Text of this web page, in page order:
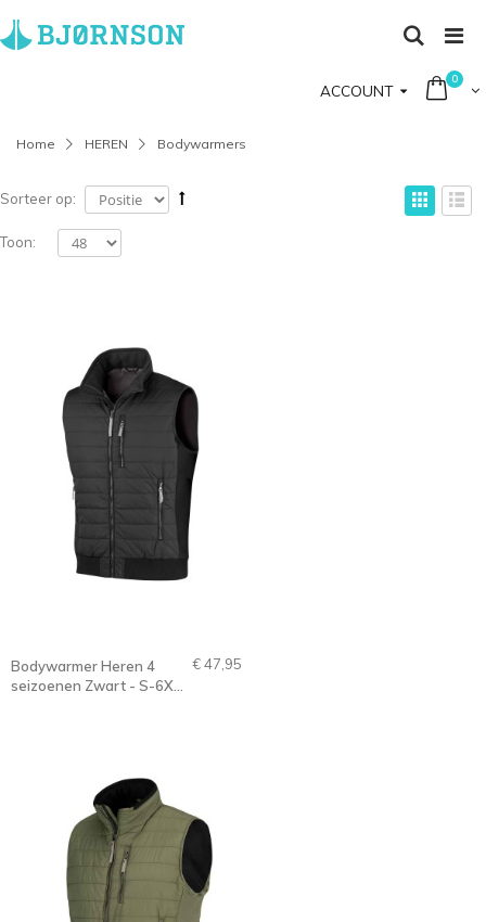
ACCOUNT
0
Home HEREN Bodywarmers
Sorteer op:
Toon:
Bodywarmer Heren 4
seizoenen Zwart - S-6XL
€ 47,95